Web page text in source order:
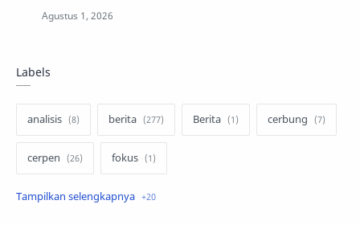
Labels
analisis berita Berita cerbung
cerpen fokus
hukum internasional